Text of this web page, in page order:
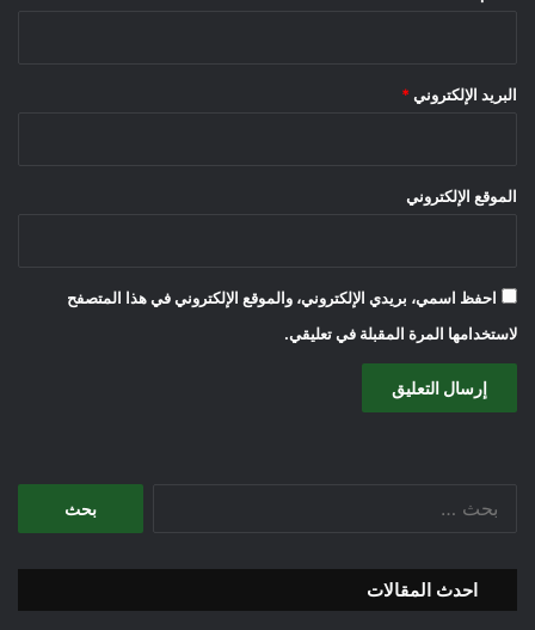
البريد الإلكتروني *
الموقع الإلكتروني
احفظ اسمي، بريدي الإلكتروني، والموقع الإلكتروني في هذا المتصفح
لاستخدامها المرة المقبلة في تعليقي.
احدث المقالات